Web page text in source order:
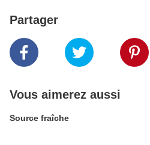
Partager
Vous aimerez aussi
Source fraîche